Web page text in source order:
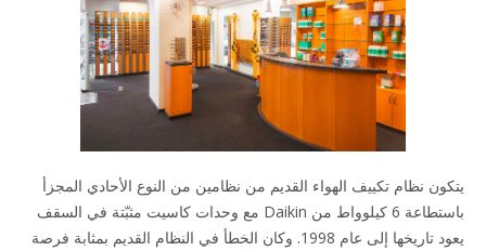
يتكون نظام تكييف الهواء القديم من نظامين من النوع الأحادي المجزأ
باستطاعة 6 كيلوواط من Daikin مع وحدات كاسيت مثبّتة في السقف
يعود تاريخها إلى عام 1998. وكان الخطأ في النظام القديم بمثابة فرصة